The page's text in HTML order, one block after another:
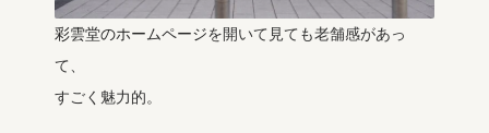
彩雲堂のホームページを開いて見ても老舗感があっ
て、
すごく魅力的。